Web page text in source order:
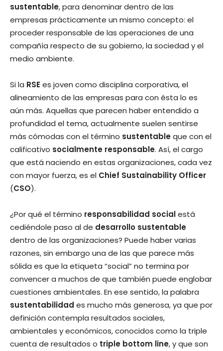
sustentable, para denominar dentro de las
empresas prácticamente un mismo concepto: el
proceder responsable de las operaciones de una
compañía respecto de su gobierno, la sociedad y el
medio ambiente.
Si la RSE es joven como disciplina corporativa, el
alineamiento de las empresas para con ésta lo es
aún más. Aquellas que parecen haber entendido a
profundidad el tema, actualmente suelen sentirse
más cómodas con el término sustentableque con el
calificativo socialmente responsable. Así, el cargo
que está naciendo en estas organizaciones, cada vez
con mayor fuerza, es el Chief Sustainability Officer
(CSO).
¿Por qué el término responsabilidad socialestá
cediéndole paso al de desarrollo sustentable
dentro de las organizaciones? Puede haber varias
razones, sin embargo una de las que parece más
sólida es que la etiqueta “social” no termina por
convencer a muchos de que también puede englobar
cuestiones ambientales. En ese sentido, la palabra
sustentabilidad es mucho más generosa, ya que por
definición contempla resultados sociales,
ambientales y económicos, conocidos como la triple
cuenta de resultados o triple bottom line, y que son